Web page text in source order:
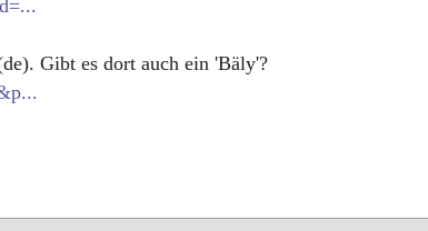
Gibt es dort auch ein 'Bäly'?